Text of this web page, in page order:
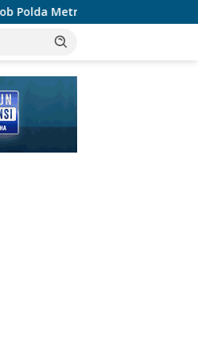
Balap Liar, Sembilan Motor